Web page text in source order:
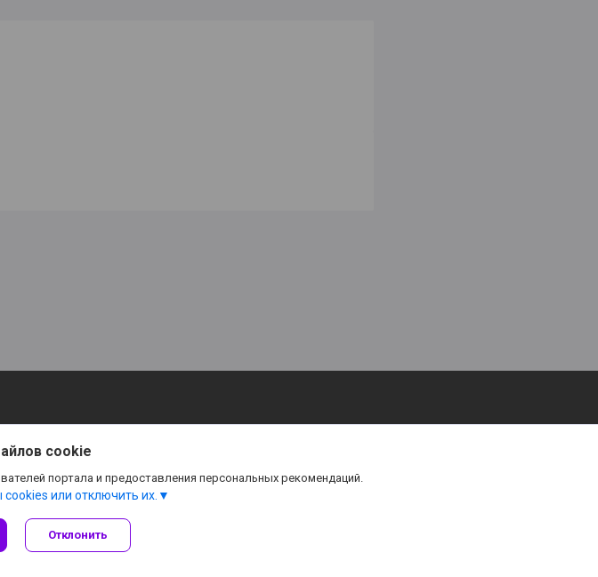
Deal.by
файлов cookies
cookie
портала и предоставления персональных рекомендаций.
или отключить их.
Отклонить